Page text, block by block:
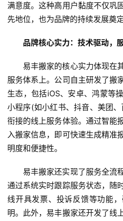
首
页
满意度。这种高用户黏度不仅巩
先地位，也为品牌的持续发展奠
品牌核心实力：技术驱动，
易丰搬家的核心实力体现在
服务体系上。公司自主研发了搬
生态，包括iOS、安卓、鸿蒙等
小程序(如小红书、抖音、美团
衔接的线上服务体验。通过智能
入搬家信息，即可快速生成精准
明度和便捷性。
易丰搬家还实现了服务全流
通过系统实时跟踪服务状态，随
线开具发票、投诉反馈等功能
明。此外，易丰搬家还开发了线